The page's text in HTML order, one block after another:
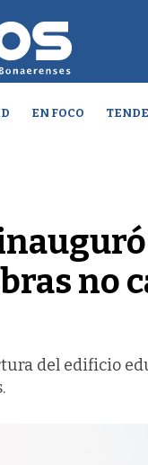
EN FOCO
no
del edificio